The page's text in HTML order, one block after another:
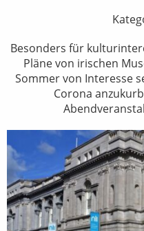
Besonders für
Pläne von irischen
Sommer von Interesse
Corona